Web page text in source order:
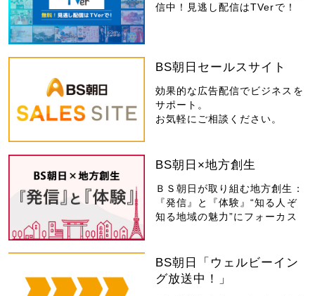
信中！見逃し配信はTVerで！
BS朝日セールスサイト
効果的な広告配信でビジネスを
サポート。
お気軽にご相談ください。
BS朝日×地方創生
ＢＳ朝日が取り組む地方創生：
『発信』と『体験』“知る人ぞ
知る地域の魅力”にフォーカス
BS朝日「ウェルビーイン
グ放送中！」